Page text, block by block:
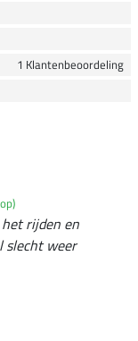
1 Klantenbeoordeling
rijden en
slecht weer